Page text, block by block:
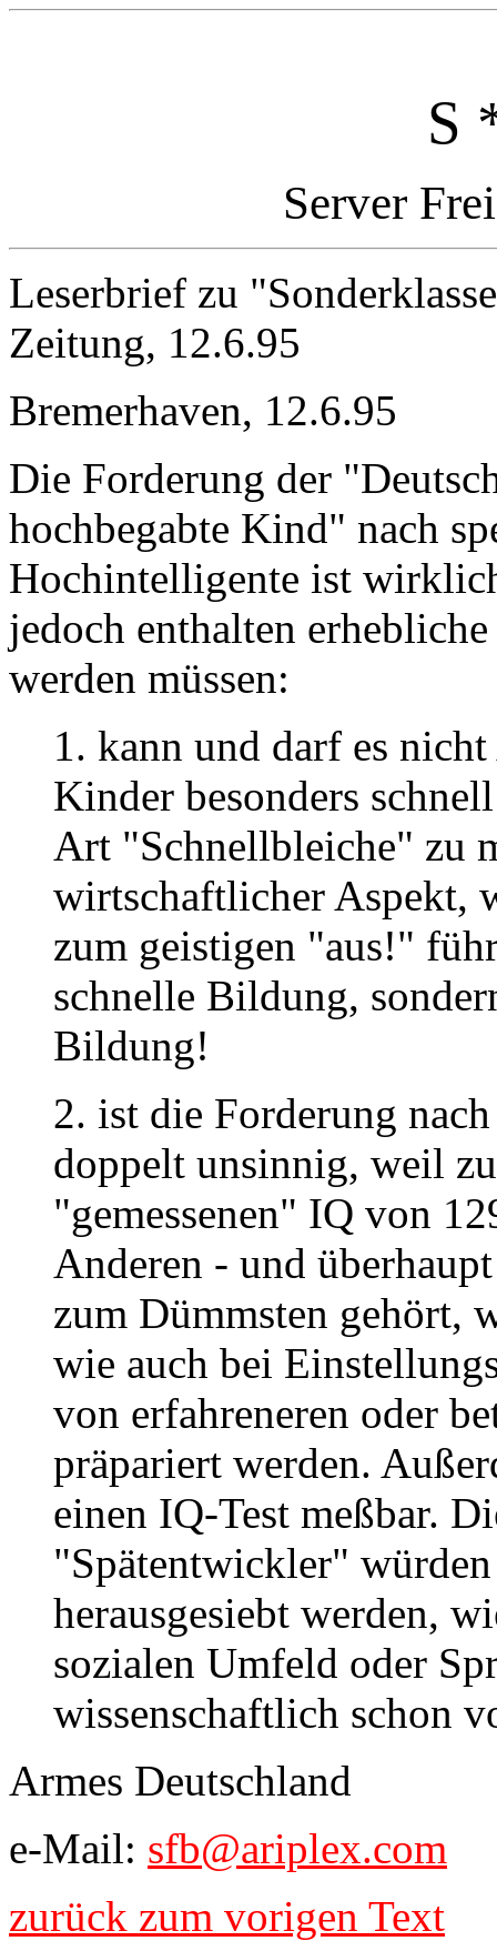
S
Server
Leserbrief zu
Zeitung, 12.6.95
Bremerhaven, 12.6.95
Die Forderung der
hochbegabte Kind" nach
Hochintelligente ist
jedoch enthalten
werden müssen:
1. kann und darf es
Kinder besonders
Art "Schnellbleiche" zu
wirtschaftlicher Aspekt,
zum geistigen "aus!"
schnelle Bildung,
Bildung!
2. ist die Forderung
doppelt unsinnig, weil
"gemessenen" IQ von
Anderen - und
zum Dümmsten gehört,
wie auch bei
von erfahreneren oder
präpariert werden.
einen IQ-Test meßbar.
"Spätentwickler"
herausgesiebt werden,
sozialen Umfeld oder
wissenschaftlich schon
Armes Deutschland
e-Mail: sfb@ariplex.com
zurück zum vorigen Text